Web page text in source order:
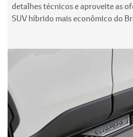
detalhes técnicos e aproveite as
SUV híbrido mais econômico do